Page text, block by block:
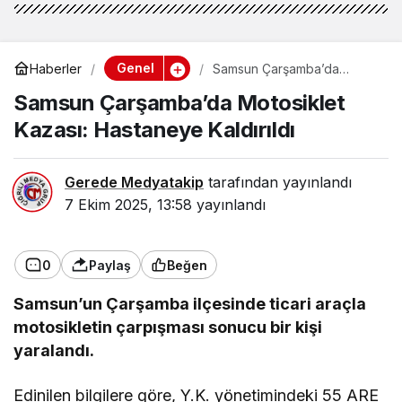
Haberler Genel
Samsun Çarşamba’da
Hastaneye Kaldırıldı
Samsun Çarşamba’da Motosiklet
Kazası: Hastaneye Kaldırıldı
Gerede Medyatakip tarafından yayınlandı
7 Ekim 2025, 13:58 yayınlandı
0 Paylaş Beğen
Samsun’un Çarşamba ilçesinde ticari araçla
motosikletin çarpışması sonucu bir kişi
yaralandı.
Edinilen bilgilere göre, Y.K. yönetimindeki 55 ARE